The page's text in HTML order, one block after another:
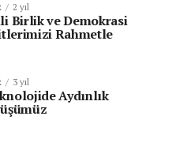
2 yıl
Birlik ve Demokrasi
Rahmetle
3 yıl
Aydınlık